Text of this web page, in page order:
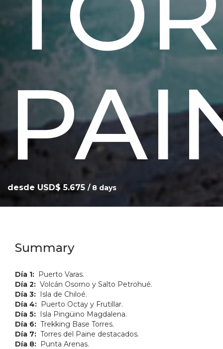
desde USD$ 5.675 / 8 days
Summary
Día 1: Puerto Varas.
Día 2: Volcán Osorno y Salto Petrohué.
Día 3: Isla de Chiloé.
Día 4: Puerto Octay y Frutillar.
Día 5: Isla Pingüino Magdalena.
Día 6: Trekking Base Torres.
Día 7: Torres del Paine destacados.
Día 8: Punta Arenas.